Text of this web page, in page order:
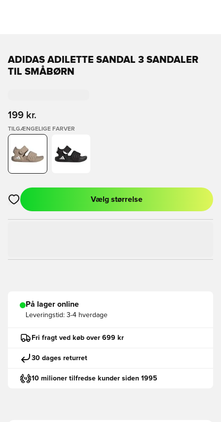
ADIDAS ADILETTE SANDAL 3 SANDALER
TIL SMÅBØRN
199 kr.
TILGÆNGELIGE FARVER
Åbner en Modal til at logge ind eller tilmelde dig som medlem
Vælg størrelse
På lager online
Leveringstid: 3-4 hverdage
Fri fragt ved køb over 699 kr
30 dages returret
10 milioner tilfredse kunder siden 1995